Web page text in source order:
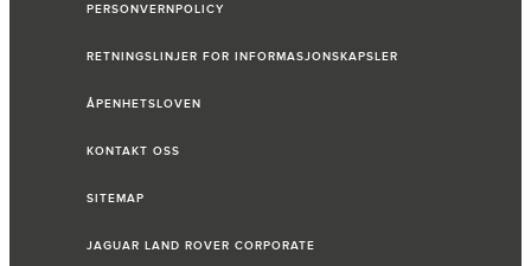
PERSONVERNPOLICY
RETNINGSLINJER FOR INFORMASJONSKAPSLER
ÅPENHETSLOVEN
KONTAKT OSS
SITEMAP
JAGUAR LAND ROVER CORPORATE